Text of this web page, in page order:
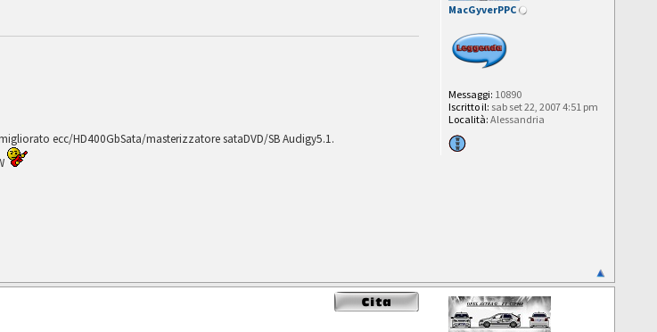
ecc/HD400GbSata/masterizzatore sataDVD/SB Audigy5.1.
MacGyverPPC
Messaggi: 10890
Iscritto il: sab set 22, 2007 4:51 pm
Località: Alessandria